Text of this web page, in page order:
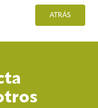
ATRÁS